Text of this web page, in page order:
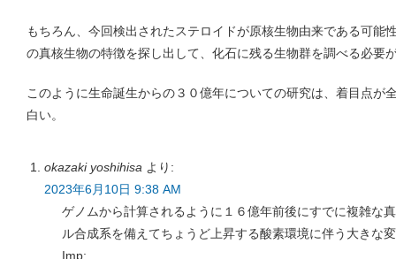
もちろん、今回検出されたステロイドが原核生物由来である可能
の真核生物の特徴を探し出して、化石に残る生物群を調べる必要
このように生命誕生からの３０億年についての研究は、着目点が
白い。
okazaki yoshihisa より:
2023年6月10日 9:38 AM
ゲノムから計算されるように１６億年前後にすでに複雑な
ル合成系を備えてちょうど上昇する酸素環境に伴う大きな
Imp: